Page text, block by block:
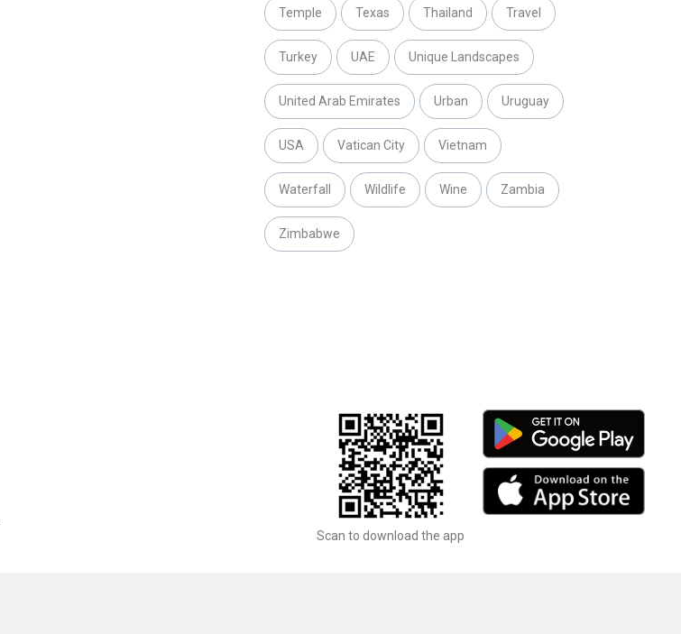
Temple Texas Thailand Travel
Turkey UAE Unique Landscapes
United Arab Emirates Urban Uruguay
USA Vatican City Vietnam
Waterfall Wildlife Wine Zambia
Zimbabwe
Scan to download the app